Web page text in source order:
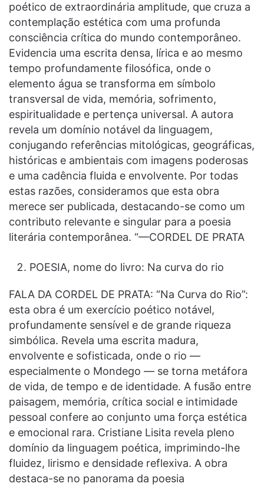
poético de extraordinária amplitude, que cruza a
contemplação estética com uma profunda
consciência crítica do mundo contemporâneo.
Evidencia uma escrita densa, lírica e ao mesmo
tempo profundamente filosófica, onde o
elemento água se transforma em símbolo
transversal de vida, memória, sofrimento,
espiritualidade e pertença universal. A autora
revela um domínio notável da linguagem,
conjugando referências mitológicas, geográficas,
históricas e ambientais com imagens poderosas
e uma cadência fluida e envolvente. Por todas
estas razões, consideramos que esta obra
merece ser publicada, destacando-se como um
contributo relevante e singular para a poesia
literária contemporânea. “—CORDEL DE PRATA
POESIA, nome do livro: Na curva do rio
FALA DA CORDEL DE PRATA: “Na Curva do Rio”:
esta obra é um exercício poético notável,
profundamente sensível e de grande riqueza
simbólica. Revela uma escrita madura,
envolvente e sofisticada, onde o rio —
especialmente o Mondego — se torna metáfora
de vida, de tempo e de identidade. A fusão entre
paisagem, memória, crítica social e intimidade
pessoal confere ao conjunto uma força estética
e emocional rara. Cristiane Lisita revela pleno
domínio da linguagem poética, imprimindo-lhe
fluidez, lirismo e densidade reflexiva. A obra
destaca-se no panorama da poesia